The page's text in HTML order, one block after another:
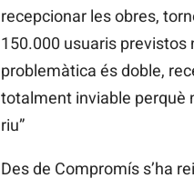
recepcionar les obres,
150.000 usuaris previstos
problemàtica és doble,
totalment inviable perquè
riu”
Des de Compromís s’ha